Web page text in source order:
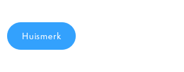
Huismerk